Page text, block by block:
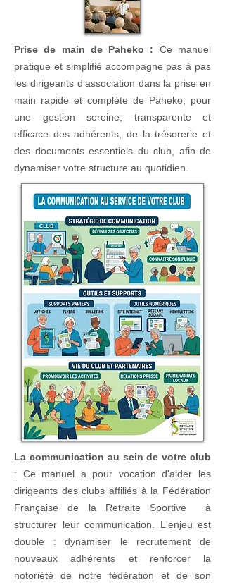
Prise de main de Paheko : Ce manuel
pratique et simplifié accompagne pas à pas
les dirigeants d'association dans la prise en
main rapide et complète de Paheko, pour
une gestion sereine, transparente et
efficace des adhérents, de la trésorerie et
des documents essentiels du club, afin de
dynamiser votre structure au quotidien.
La communication au sein de votre club
: Ce manuel a pour vocation d'aider les
dirigeants des clubs affiliés à la Fédération
Française de la Retraite Sportive à
structurer leur communication. L'enjeu est
double : dynamiser le recrutement de
nouveaux adhérents et renforcer la
notoriété de notre fédération et de son